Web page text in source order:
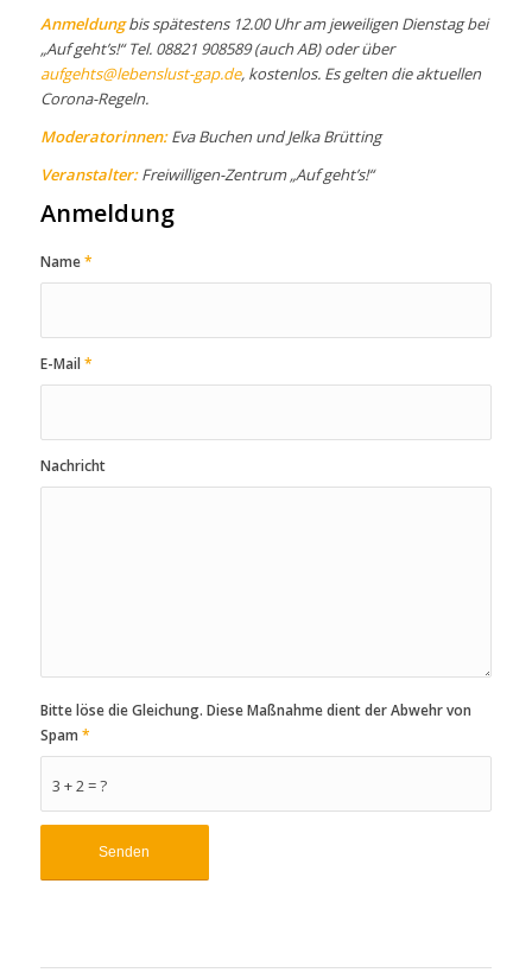
Anmeldungbis spätestens 12.00 Uhr am jeweiligen Dienstag bei
„Auf geht’s!“ Tel. 08821 908589 (auch AB) oder über
aufgehts@lebenslust-gap.de, kostenlos. Es gelten die aktuellen
Corona-Regeln.
Moderatorinnen:Eva Buchen und Jelka Brütting
Veranstalter:Freiwilligen-Zentrum „Auf geht’s!“
Anmeldung
Name*
E-Mail *
Nachricht
3 + 2 = ?
Bitte löse die Gleichung. Diese Maßnahme dient der Abwehr von
Spam *